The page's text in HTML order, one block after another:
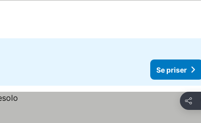
Se priser
Dela